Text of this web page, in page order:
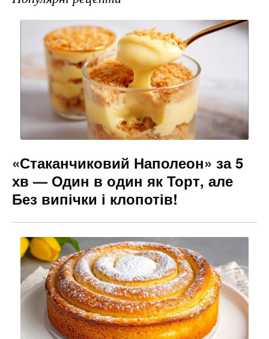
b
o
o
k
a
m
e
n
g
er
«Стаканчиковий Наполеон» за 5
хв — Один в один як Торт, але
Без випічки і клопотів!